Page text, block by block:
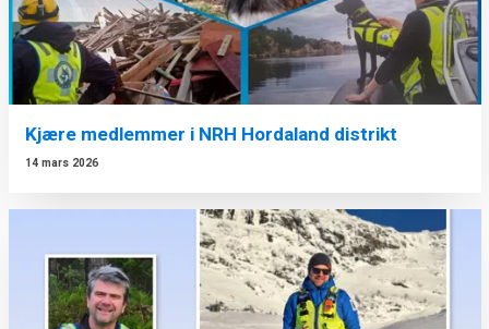
Kjære medlemmer i NRH Hordaland distrikt
14 mars 2026